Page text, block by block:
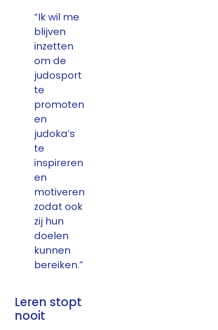
“Ik wil me
blijven
inzetten
om de
judosport
te
promoten
en
judoka’s
te
inspireren
en
motiveren
zodat ook
zij hun
doelen
kunnen
bereiken.”
Leren stopt
nooit